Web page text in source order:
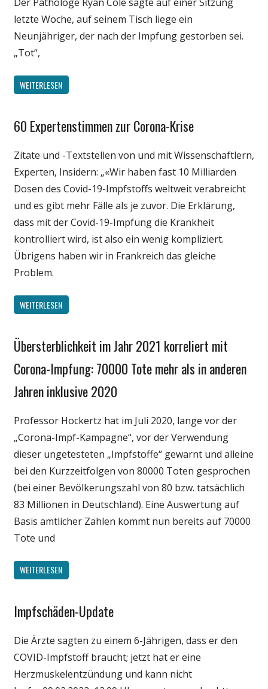
letzte Woche, auf seinem Tisch liege ein
Neunjähriger, der nach der Impfung gestorben sei.
„Tot“,
WEITERLESEN
Gesellschaft
Politik
Wirtschaft
Wissenschaft
60 Expertenstimmen zur Corona-Krise
Zitate und -Textstellen von und mit Wissenschaftlern,
Experten, Insidern: „«Wir haben fast 10 Milliarden
Dosen des Covid-19-Impfstoffs weltweit verabreicht
und es gibt mehr Fälle als je zuvor. Die Erklärung,
dass mit der Covid-19-Impfung die Krankheit
kontrolliert wird, ist also ein wenig kompliziert.
Übrigens haben wir in Frankreich das gleiche
Problem.
WEITERLESEN
Gesellschaft
Wirtschaft
Wissenschaft
Übersterblichkeit im Jahr 2021 korreliert mit
Corona-Impfung: 70000 Tote mehr als in anderen
Jahren inklusive 2020
Professor Hockertz hat im Juli 2020, lange vor der
„Corona-Impf-Kampagne“, vor der Verwendung
dieser ungetesteten „Impfstoffe“ gewarnt und alleine
bei den Kurzzeitfolgen von 80000 Toten gesprochen
(bei einer Bevölkerungszahl von 80 bzw. tatsächlich
83 Millionen in Deutschland). Eine Auswertung auf
Basis amtlicher Zahlen kommt nun bereits auf 70000
Tote und
WEITERLESEN
Gesellschaft
Politik
Wirtschaft
Wissenschaft
Impfschäden-Update
Die Ärzte sagten zu einem 6-Jährigen, dass er den
COVID-Impfstoff braucht; jetzt hat er eine
Herzmuskelentzündung und kann nicht